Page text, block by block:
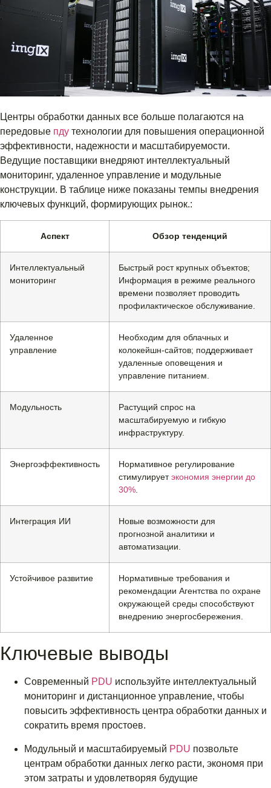
Центры обработки данных все больше полагаются на
передовые пду технологии для повышения операционной
эффективности, надежности и масштабируемости.
Ведущие поставщики внедряют интеллектуальный
мониторинг, удаленное управление и модульные
конструкции. В таблице ниже показаны темпы внедрения
ключевых функций, формирующих рынок.:
Аспект Обзор тенденций
Интеллектуальный
мониторинг
Быстрый рост крупных объектов;
Информация в режиме реального
времени позволяет проводить
профилактическое обслуживание.
Удаленное
управление
Необходим для облачных и
колокейшн-сайтов; поддерживает
удаленные оповещения и
управление питанием.
Модульность
Растущий спрос на
масштабируемую и гибкую
инфраструктуру.
Энергоэффективность
Нормативное регулирование
стимулируетэкономия энергии до
30%
Интеграция ИИ
Новые возможности для
прогнозной аналитики и
автоматизации.
Устойчивое развитие
Нормативные требования и
рекомендации Агентства по охране
окружающей среды способствуют
внедрению энергосбережения.
Ключевые выводы
Современный PDU используйте интеллектуальный
мониторинг и дистанционное управление, чтобы
повысить эффективность центра обработки данных и
сократить время простоев.
Модульный и масштабируемый PDU позвольте
центрам обработки данных легко расти, экономя при
этом затраты и удовлетворяя будущие